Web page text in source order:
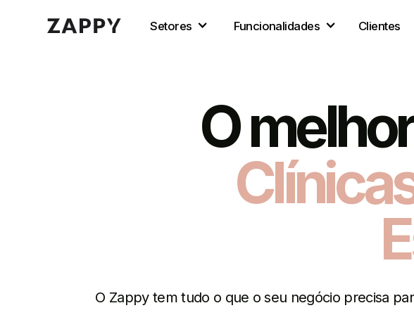
Setores Funcionalidades Clientes
O
O Zappy tem tudo o que o seu negócio precisa